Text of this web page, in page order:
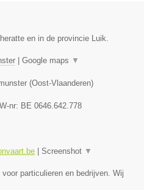
en in de provincie Luik.
| Google maps ▼
(Oost-Vlaanderen)
nr: BE 0646.642.778
| Screenshot ▼
particulieren en bedrijven. Wij